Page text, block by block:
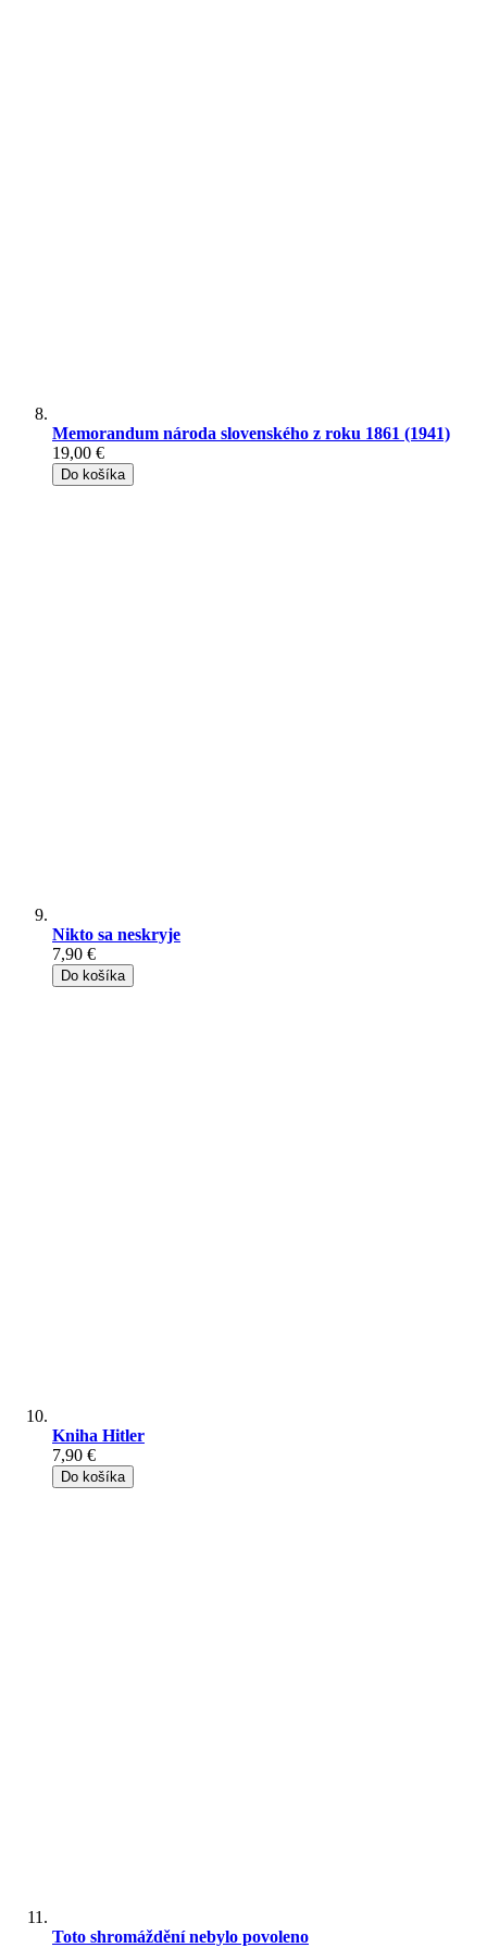
Memorandum národa slovenského z roku 1861 (1941)
19,00 €
Do košíka
Nikto sa neskryje
7,90 €
Do košíka
Kniha Hitler
7,90 €
Do košíka
Toto shromáždění nebylo povoleno